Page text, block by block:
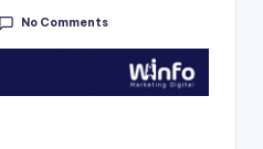
No Comments